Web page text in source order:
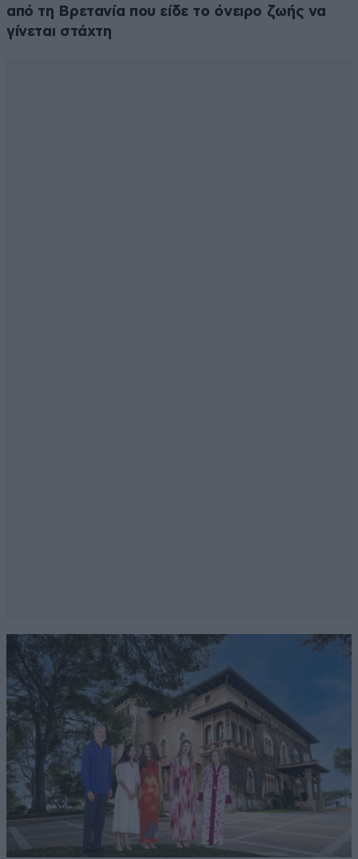
από τη Βρετανία που είδε το όνειρο ζωής να
γίνεται στάχτη